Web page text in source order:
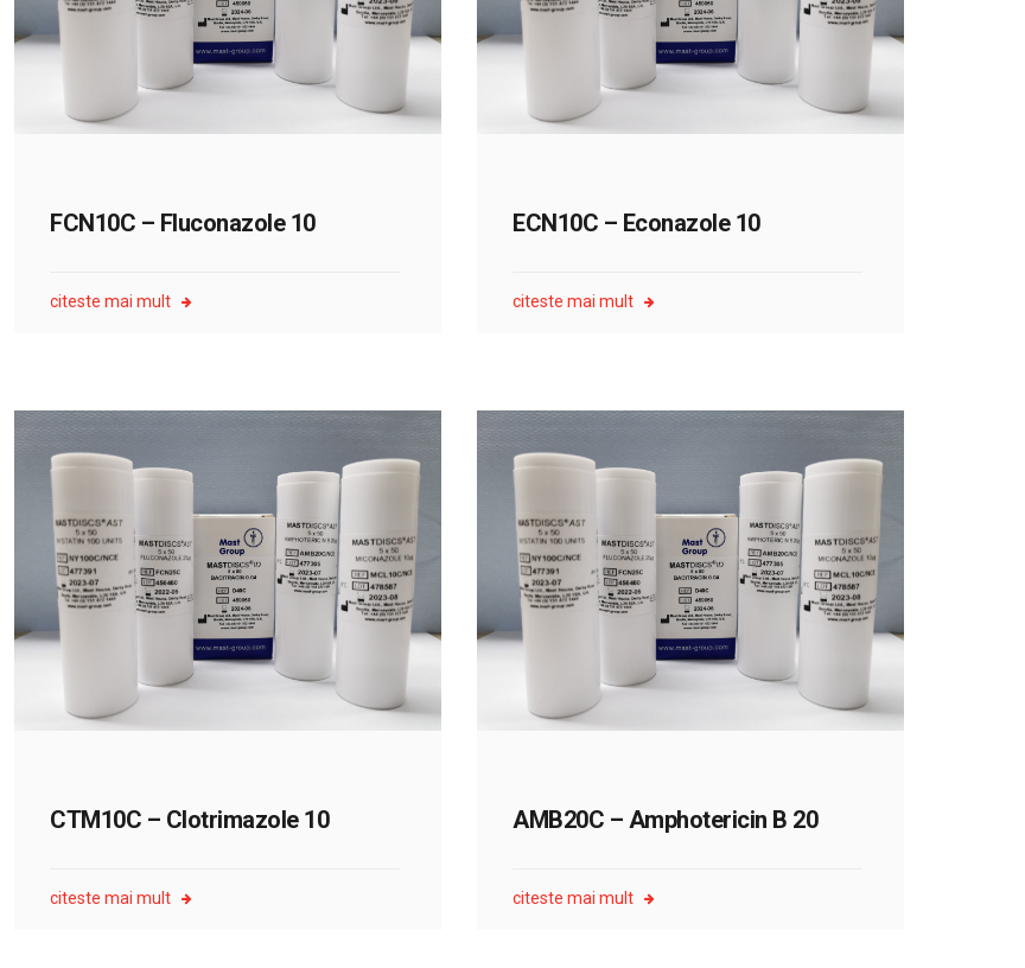
FCN10C – Fluconazole 10
citeste mai mult
ECN10C – Econazole 10
citeste mai mult
CTM10C – Clotrimazole 10
citeste mai mult
AMB20C – Amphotericin B 20
citeste mai mult